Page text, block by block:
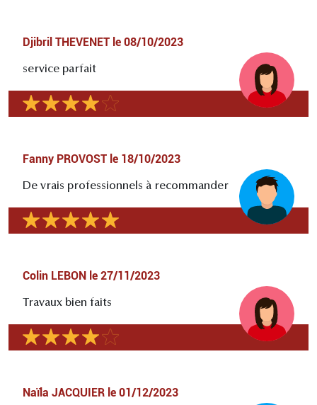
Djibril THEVENET le 08/10/2023
service parfait
Fanny PROVOST le 18/10/2023
De vrais professionnels à recommander
Colin LEBON le 27/11/2023
Travaux bien faits
Naïla JACQUIER le 01/12/2023